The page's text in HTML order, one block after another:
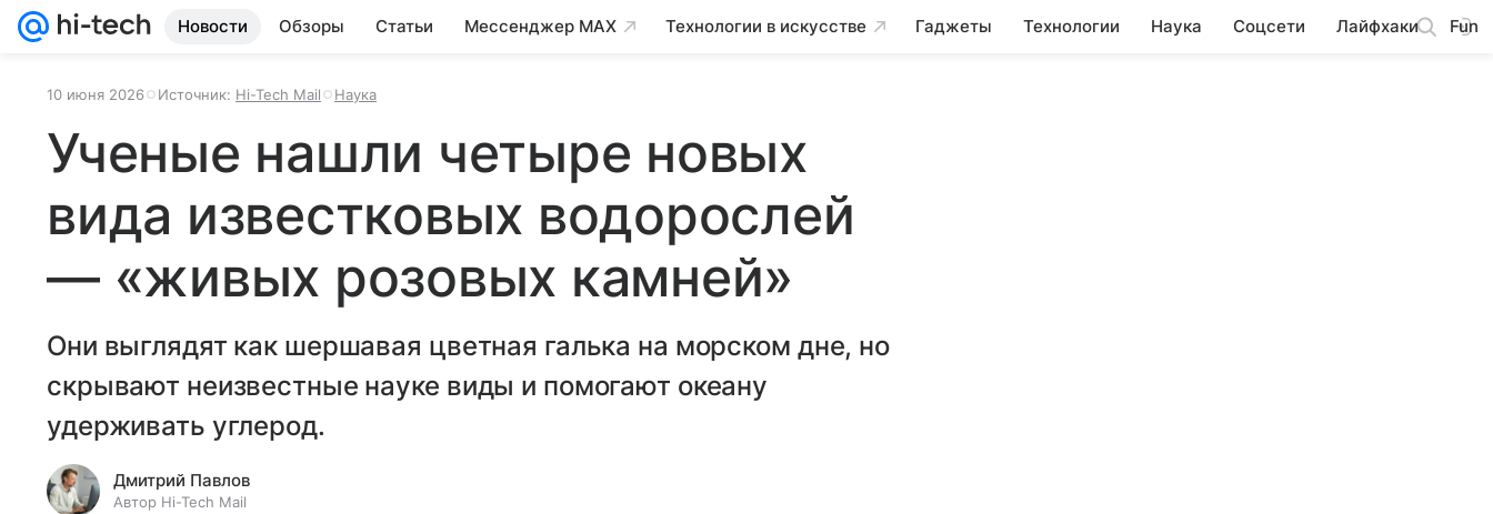
Новости Обзоры Статьи Мессенджер MAX Технологии в искусстве Гаджеты Технологии Наука Соцсети Лайфхаки Fun
10 июня 2026 Источник: Hi-Tech Mail Наука
Ученые нашли четыре новых
вида известковых водорослей
— «живых розовых камней»
Они выглядят как шершавая цветная галька на морском дне, но
скрывают неизвестные науке виды и помогают океану
удерживать углерод.
Дмитрий Павлов
Автор Hi-Tech Mail